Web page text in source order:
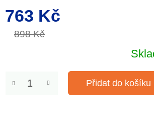
898 Kč
763 Kč
Měrná
cena:
Přidat do košíku